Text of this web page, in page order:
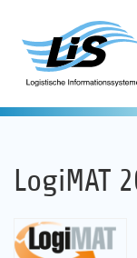
LogiMAT